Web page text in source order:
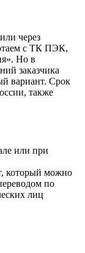
через
с ТК ПЭК,
Но в
заказчика
вариант. Срок
также
или при
который можно
по
лиц